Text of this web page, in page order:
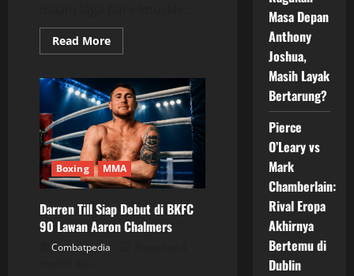
Read MoreRead
more
Malignaggi
KO
Brutal
di
Bare
Knuckle
Fight,
Fans
Tinju
Ramai
Risiko
Petinju
Veteran
Boxing MMA
Darren Till Siap Debut di BKFC
90 Lawan Aaron Chalmers
Combatpedia
Masa Depan
Anthony
Joshua,
Masih Layak
Bertarung?
Pierce
O’Leary vs
Mark
Chamberlain:
Rival Eropa
Akhirnya
Bertemu di
Dublin